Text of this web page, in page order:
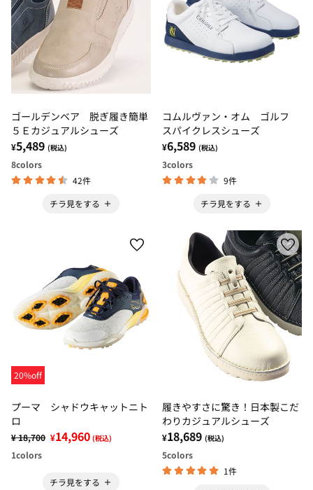
ゴールデンベア 脱ぎ履き簡単
５Ｅカジュアルシューズ
¥5,489 (税込)
8colors
42件
チラ見をする
コムルヴァン・オム ゴルフ
スパイクレスシューズ
¥6,589 (税込)
3colors
9件
チラ見をする
20%off
プーマ シャドウキャットニト
ロ
¥ 18,700 ¥14,960 (税込)
1colors
チラ見をする
履きやすさに驚き！日本製こだ
わりカジュアルシューズ
¥18,689 (税込)
5colors
1件